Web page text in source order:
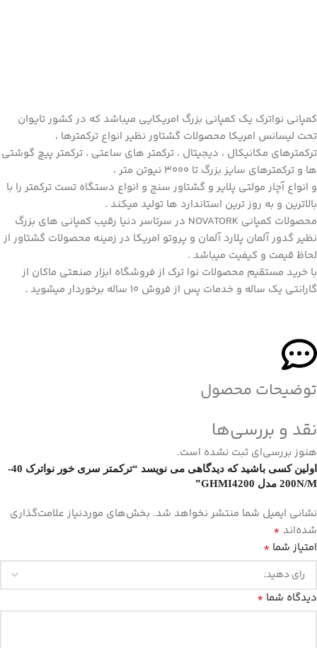
کمپانی نواترک یک کمپانی بزرگ امریکایی میباشد که در کشور تایوان
تحت لیسانس امریکا محصولات گشتاور نظیر انواع ترکمترها ،
ترکمترهای مکانیکال ، دیجیتال ، ترکمتر های ساعتی ، ترکمتر پیچ گوشتی
ها و ترکمترهای سایز بزرگ تا 3000 نیوتن متر ،
و انواع آچار مولتی پلایر و گشتاور سنج و انواع دستگاه تست ترکمتر را با
بالاترین و به روز ترین استاندارد ها تولید میکند .
محصولات کمپانی NOVATORK در سرتاسر دنیا رقیب کمپانی های بزرگ
نظیر گدور آلمان پلارد آلمان و پروتو امریکا در زمینه محصولات گشتاور از
لحاظ قیمت و کیفیت میباشد .
با خرید مستقیم محصولات نوا ترک از فروشگاه ابزار صنعتی ماکان از
گارانتی یک ساله و خدمات پس از فروش 10 ساله برخوردار میشوید .
توضیحات محصول
نقد و بررسی‌ها
هنوز بررسی‌ای ثبت نشده است.
اولین کسی باشید که دیدگاهی می نویسد “ترکمتر سری خور نواترک 40-
200N/M مدل GHMI4200”
نشانی ایمیل شما منتشر نخواهد شد. بخش‌های موردنیاز علامت‌گذاری
شده‌اند *
امتیاز شما *
دیدگاه شما *